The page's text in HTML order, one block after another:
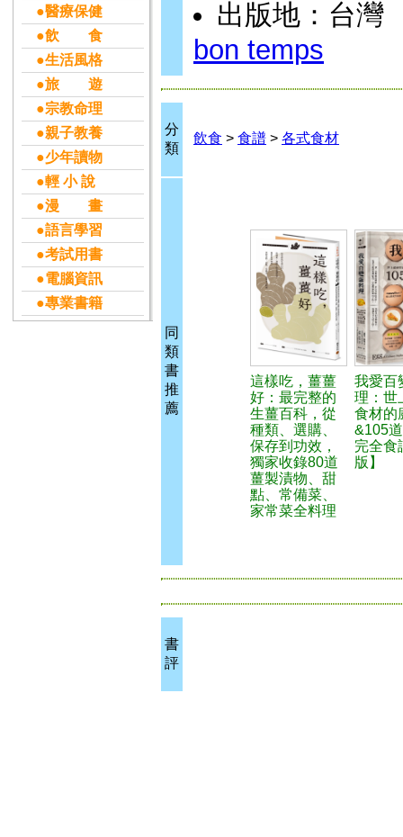
●醫療保健
●飲 食
●生活風格
●旅 遊
●宗教命理
●親子教養
●少年讀物
●輕 小 說
●漫 畫
●語言學習
●考試用書
●電腦資訊
●專業書籍
出版地：台灣
bon temps
分
類
飲食 > 食譜 > 各式食材
同
類
書
推
薦
這樣吃，薑薑
好：最完整的
生薑百科，從
種類、選購、
保存到功效，
獨家收錄80道
薑製漬物、甜
點、常備菜、
家常菜全料理
我愛百
理：世
食材的
&105
完全食
版】
書
評